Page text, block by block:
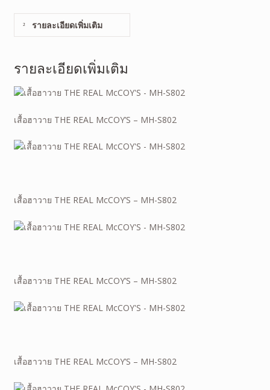
รายละเอียดเพิ่มเติม
รายละเอียดเพิ่มเติม
เสื้อฮาวาย THE REAL McCOY’S – MH-S802
เสื้อฮาวาย THE REAL McCOY’S – MH-S802
เสื้อฮาวาย THE REAL McCOY’S – MH-S802
เสื้อฮาวาย THE REAL McCOY’S – MH-S802